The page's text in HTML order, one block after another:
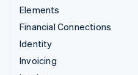
Elements
Financial Connections
Identity
Invoicing